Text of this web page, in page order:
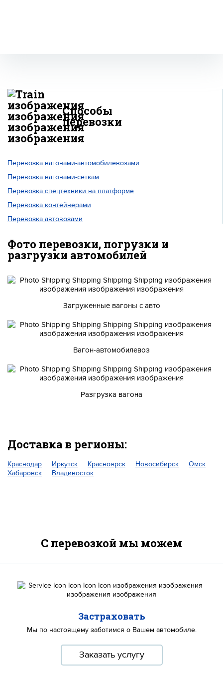
Способы
перевозки
Перевозка вагонами-автомобилевозами
Перевозка вагонами-сеткам
Перевозка спецтехники на платформе
Перевозка контейнерами
Перевозка автовозами
Фото перевозки, погрузки и
разгрузки автомобилей
Загруженные вагоны с авто
Вагон-автомобилевоз
Разгрузка вагона
Доставка в регионы:
Краснодар Иркутск Красноярск Новосибирск
Омск
Хабаровск
Владивосток
С перевозкой мы можем
Застраховать
Мы по настоящему заботимся о Вашем автомобиле.
Заказать услугу